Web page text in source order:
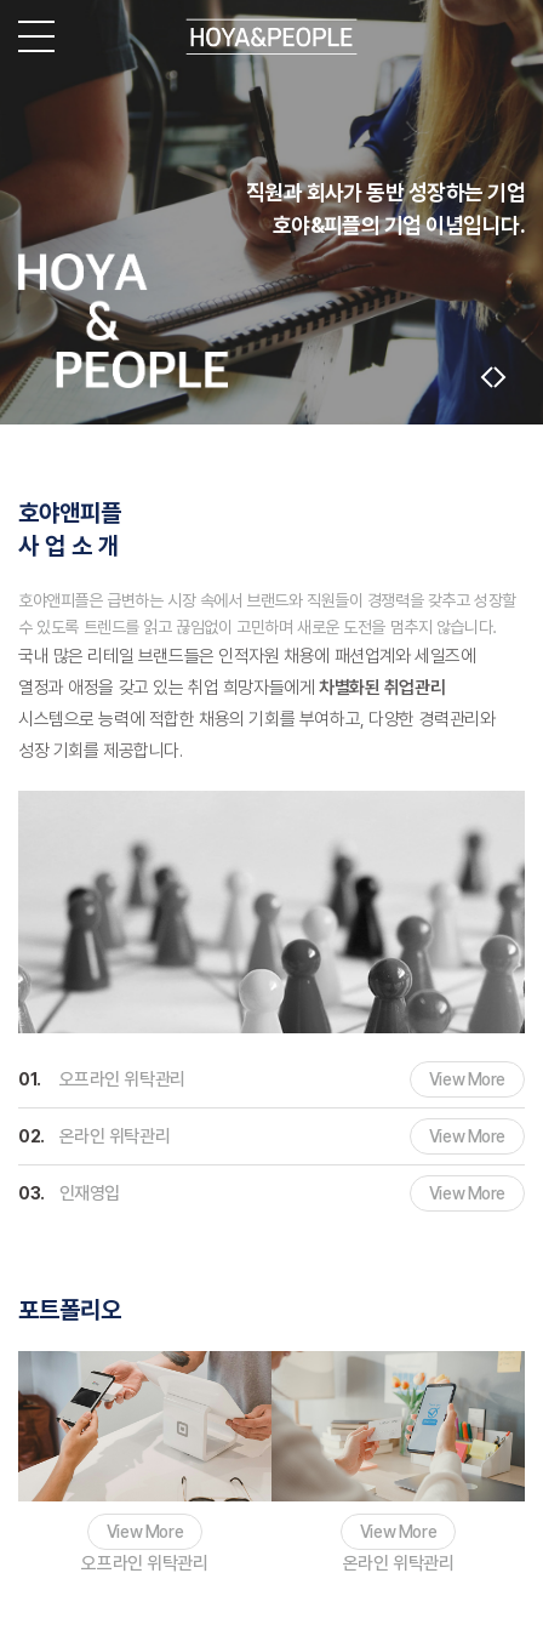
직원과 회사가 동반 성장하는 기업
호야&피플의 기업 이념입니다.
직원과 회사가 동반 성장하는 기업
호야&피플의 기업 이념입니다.
국내 많은 리테일 브랜드들은 인적자원 채용에 패션업계와 세일즈에
열정과 애정을 갖고 있는 취업 희망자들에게 차별화된 취업관리
시스템으로 능력에 적합한 채용의 기회를 부여하고, 다양한 경력관리와
성장 기회를 제공합니다.
호야앤피플
사 업 소 개
호야앤피플은 급변하는 시장 속에서 브랜드와 직원들이 경쟁력을 갖추고성장할
수 있도록 트렌드를 읽고 끊임없이 고민하며 새로운 도전을 멈추지 않습니다.
01. 오프라인 위탁관리 View More
02. 온라인 위탁관리 View More
03. 인재영입 View More
포트폴리오
오프라인 위탁관리
View More
온라인 위탁관리
View More